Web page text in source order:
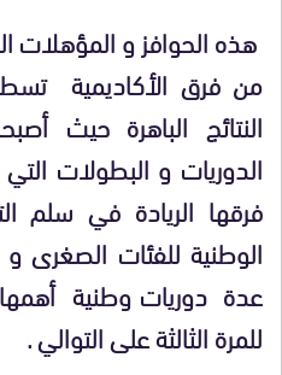
هذه الحوافز و المؤهلات
من فرق الأكاديمية
النتائج الباهرة حيث
الدوريات و البطولات
فرقها الريادة في سلم
الوطنية للفئات
عدة دوريات وطنية
للمرة الثالثة على التوالي .